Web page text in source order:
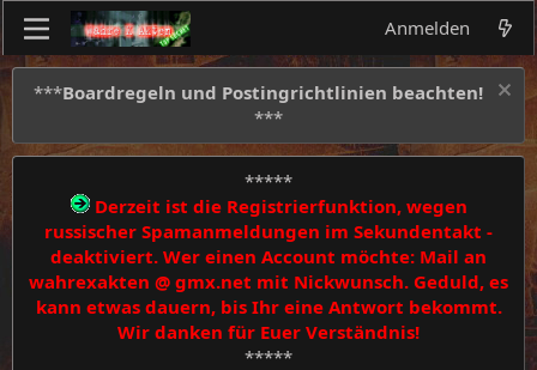
Anmelden
***Boardregeln und Postingrichtlinien beachten!
***
*****
Derzeit ist die Registrierfunktion, wegen
russischer Spamanmeldungen im Sekundentakt -
deaktiviert. Wer einen Account möchte: Mail an
wahrexakten @ gmx.net mit Nickwunsch. Geduld, es
kann etwas dauern, bis Ihr eine Antwort bekommt.
Wir danken für Euer Verständnis!
*****